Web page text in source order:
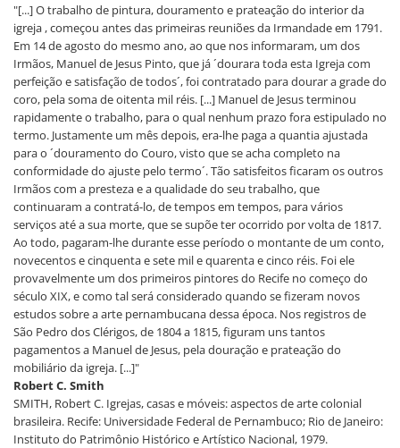
"[...] O trabalho de pintura, douramento e prateação do interior da
igreja , começou antes das primeiras reuniões da Irmandade em 1791.
Em 14 de agosto do mesmo ano, ao que nos informaram, um dos
Irmãos, Manuel de Jesus Pinto, que já ´dourara toda esta Igreja com
perfeição e satisfação de todos´, foi contratado para dourar a grade do
coro, pela soma de oitenta mil réis. [...] Manuel de Jesus terminou
rapidamente o trabalho, para o qual nenhum prazo fora estipulado no
termo. Justamente um mês depois, era-lhe paga a quantia ajustada
para o ´douramento do Couro, visto que se acha completo na
conformidade do ajuste pelo termo´. Tão satisfeitos ficaram os outros
Irmãos com a presteza e a qualidade do seu trabalho, que
continuaram a contratá-lo, de tempos em tempos, para vários
serviços até a sua morte, que se supõe ter ocorrido por volta de 1817.
Ao todo, pagaram-lhe durante esse período o montante de um conto,
novecentos e cinquenta e sete mil e quarenta e cinco réis. Foi ele
provavelmente um dos primeiros pintores do Recife no começo do
século XIX, e como tal será considerado quando se fizeram novos
estudos sobre a arte pernambucana dessa época. Nos registros de
São Pedro dos Clérigos, de 1804 a 1815, figuram uns tantos
pagamentos a Manuel de Jesus, pela douração e prateação do
mobiliário da igreja. [...]"
Robert C. Smith
SMITH, Robert C. Igrejas, casas e móveis: aspectos de arte colonial
brasileira. Recife: Universidade Federal de Pernambuco; Rio de Janeiro:
Instituto do Patrimônio Histórico e Artístico Nacional, 1979.